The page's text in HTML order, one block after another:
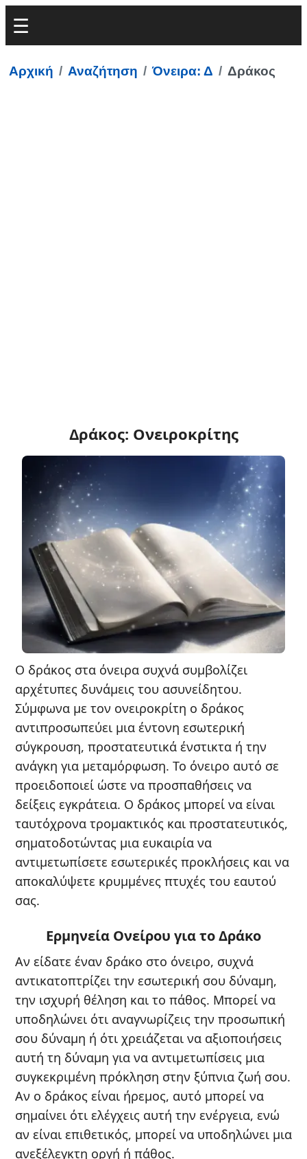
Αρχική Αναζήτηση Όνειρα: Δ Δράκος
Δράκος: Ονειροκρίτης
Ο δράκος στα όνειρα συχνά συμβολίζει
αρχέτυπες δυνάμεις του ασυνείδητου.
Σύμφωνα με τον ονειροκρίτη ο δράκος
αντιπροσωπεύει μια έντονη εσωτερική
σύγκρουση, προστατευτικά ένστικτα ή την
ανάγκη για μεταμόρφωση. Το όνειρο αυτό σε
προειδοποιεί ώστε να προσπαθήσεις να
δείξεις εγκράτεια. Ο δράκος μπορεί να είναι
ταυτόχρονα τρομακτικός και προστατευτικός,
σηματοδοτώντας μια ευκαιρία να
αντιμετωπίσετε εσωτερικές προκλήσεις και να
αποκαλύψετε κρυμμένες πτυχές του εαυτού
σας.
Ερμηνεία Ονείρου για το Δράκο
Αν είδατε έναν δράκο στο όνειρο, συχνά
αντικατοπτρίζει την εσωτερική σου δύναμη,
την ισχυρή θέληση και το πάθος. Μπορεί να
υποδηλώνει ότι αναγνωρίζεις την προσωπική
σου δύναμη ή ότι χρειάζεται να αξιοποιήσεις
αυτή τη δύναμη για να αντιμετωπίσεις μια
συγκεκριμένη πρόκληση στην ξύπνια ζωή σου.
Αν ο δράκος είναι ήρεμος, αυτό μπορεί να
σημαίνει ότι ελέγχεις αυτή την ενέργεια, ενώ
αν είναι επιθετικός, μπορεί να υποδηλώνει μια
ανεξέλεγκτη οργή ή πάθος.